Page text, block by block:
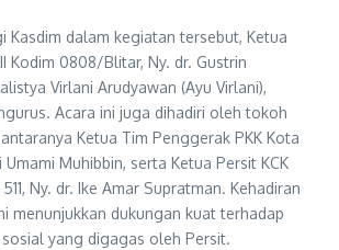
Kasdim dalam kegiatan tersebut, Ketua
Kodim 0808/Blitar, Ny. dr. Gustrin
Virlani Arudyawan (Ayu Virlani),
Acara ini juga dihadiri oleh tokoh
Ketua Tim Penggerak PKK Kota
Umami Muhibbin, serta Ketua Persit KCK
Ny. dr. Ike Amar Supratman. Kehadiran
menunjukkan dukungan kuat terhadap
yang digagas oleh Persit.